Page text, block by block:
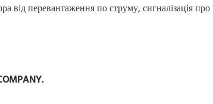
від перевантаження по струму, сигналізація